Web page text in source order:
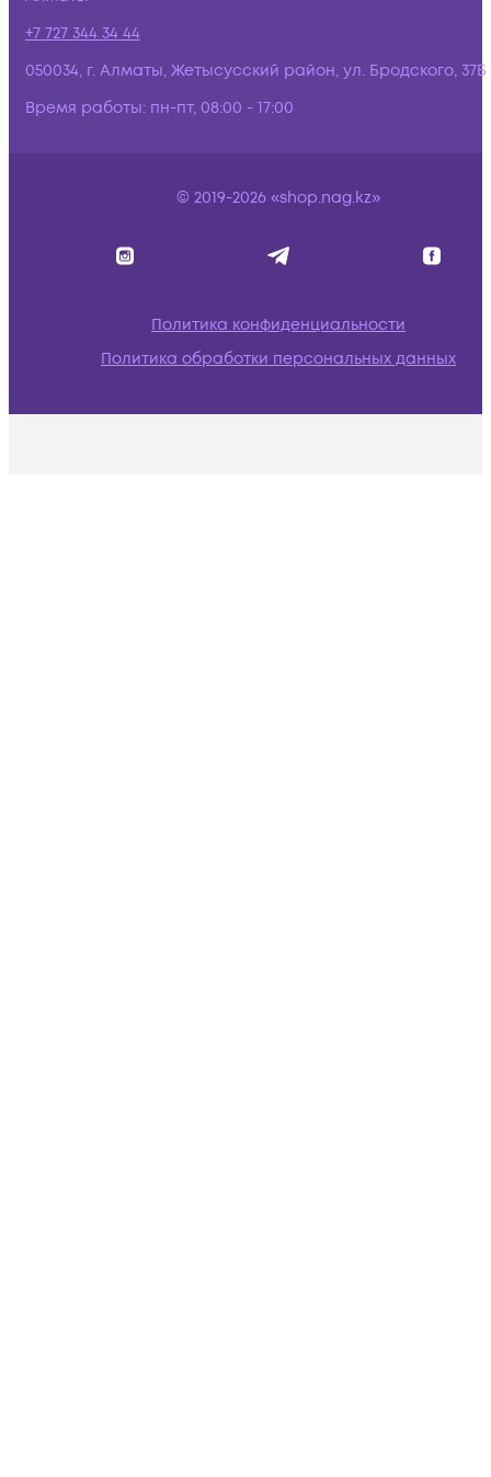
+7 727 344 34 44
050034, г. Алматы, Жетысусский район, ул. Бродского, 37Б
Время работы: пн-пт, 08:00 - 17:00
© 2019-2026 «shop.nag.kz»
Политика конфиденциальности
Политика обработки персональных данных